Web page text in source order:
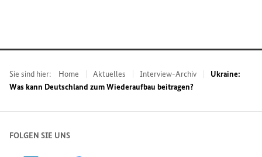
Sie sind hier: Home Aktuelles Interview-Archiv
Ukraine:
Was kann Deutschland zum Wiederaufbau beitragen?
FOLGEN SIE UNS